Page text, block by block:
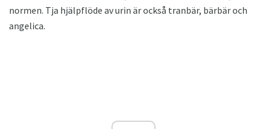
normen. Tja hjälpflöde av urin är också tranbär, bärbär och
angelica.